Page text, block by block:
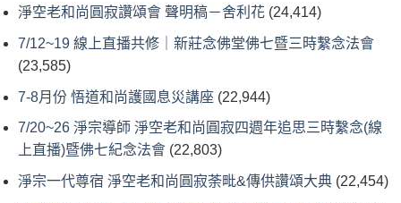
淨空老和尚圓寂讚頌會 聲明稿－舍利花 (24,414)
7/12~19 線上直播共修｜新莊念佛堂佛七暨三時繫念法會
(23,585)
7-8月份 悟道和尚護國息災講座 (22,944)
7/20~26 淨宗導師 淨空老和尚圓寂四週年追思三時繫念(線
上直播)暨佛七紀念法會 (22,803)
淨宗一代尊宿 淨空老和尚圓寂荼毗&傳供讚頌大典 (22,454)